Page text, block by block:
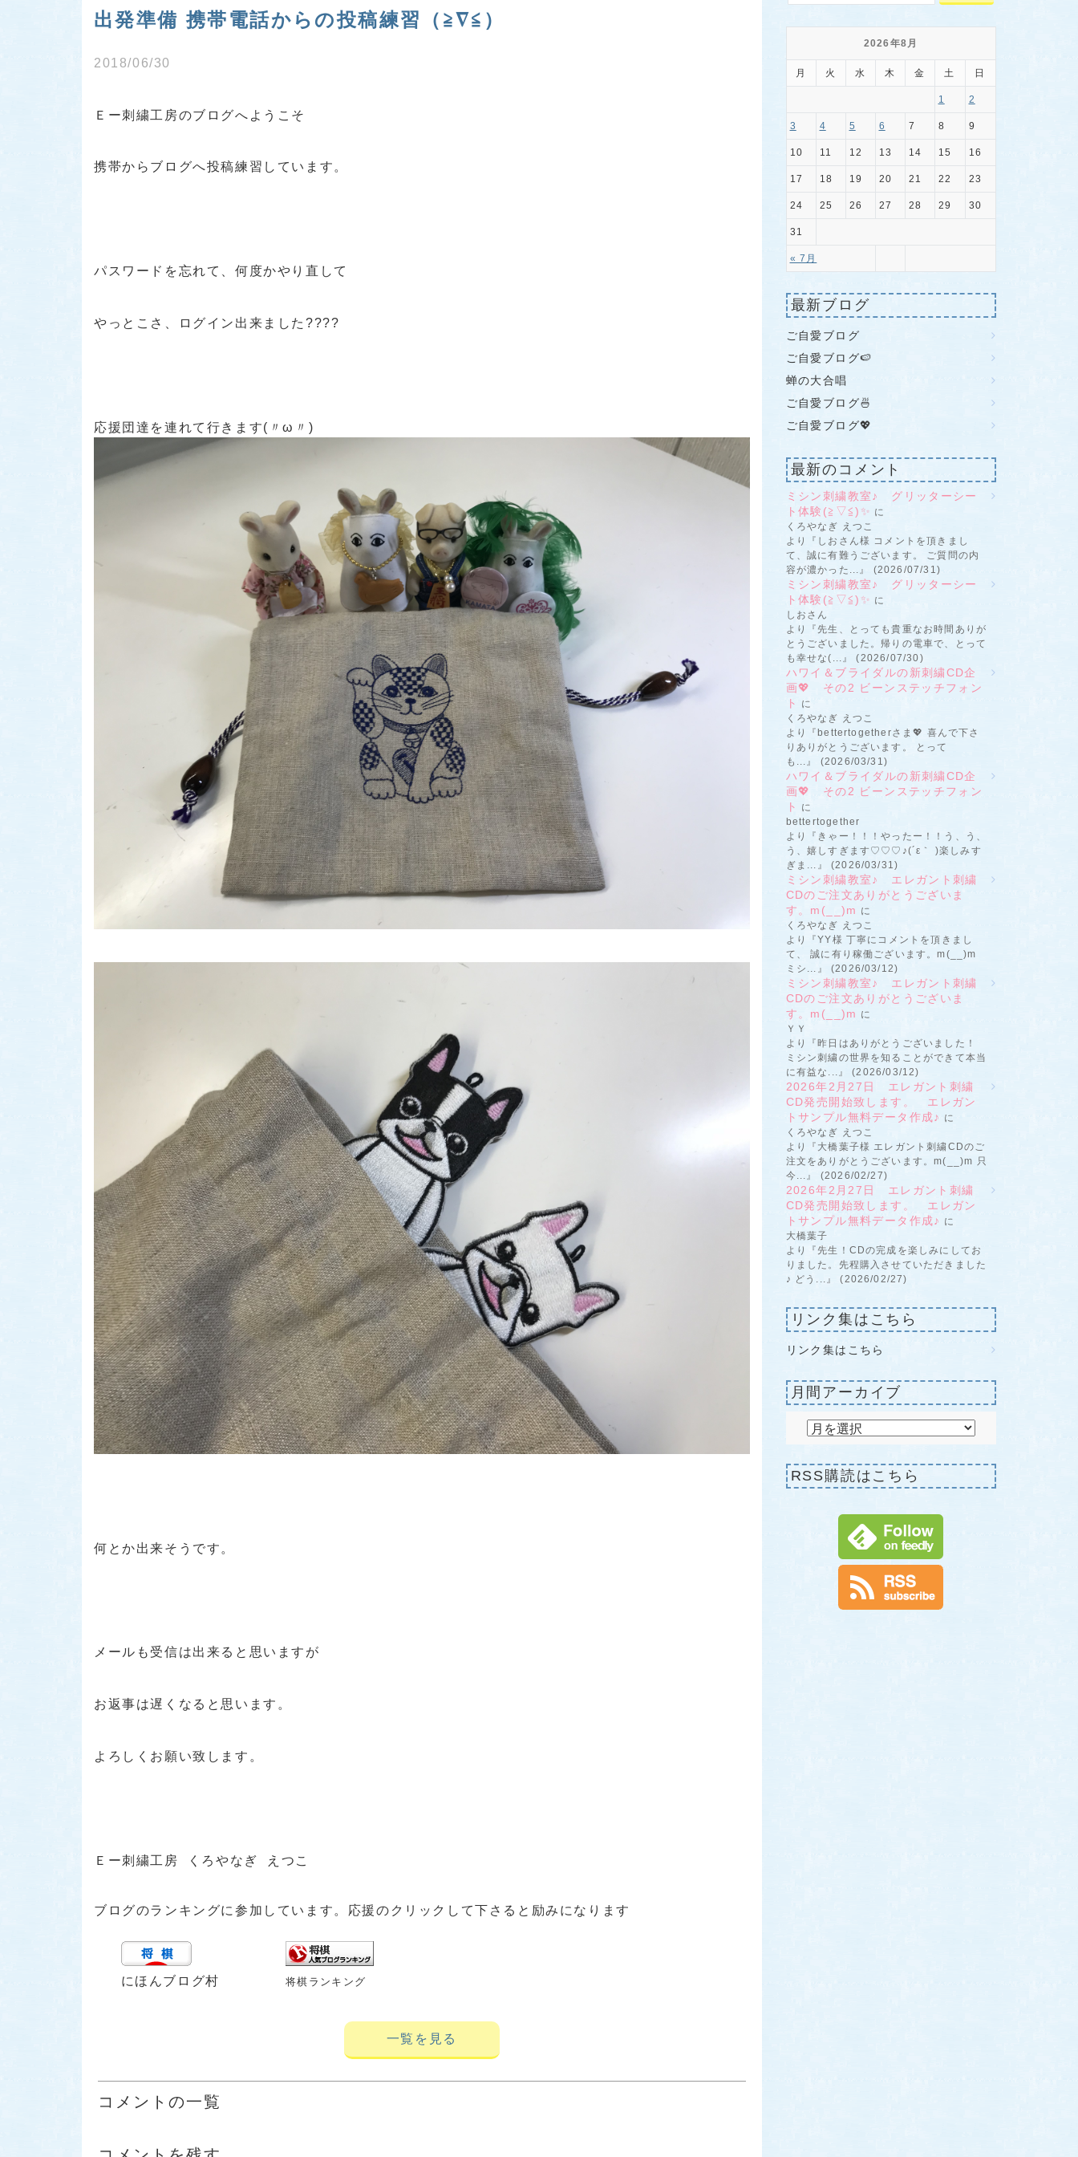
出発準備 携帯電話からの投稿練習（≧∇≦）
2018/06/30
Ｅー刺繍工房のブログへようこそ
携帯からブログへ投稿練習しています。
パスワードを忘れて、何度かやり直して
やっとこさ、ログイン出来ました????
応援団達を連れて行きます(〃ω〃)
何とか出来そうです。
メールも受信は出来ると思いますが
お返事は遅くなると思います。
よろしくお願い致します。
Ｅー刺繍工房 くろやなぎ えつこ
ブログのランキングに参加しています。応援のクリックして下さると励みになります
にほんブログ村 将棋ランキング
一覧を見る
コメントの一覧
2026年8月
月 火 水 木 金 土 日
« 7月
1 2
3 4 5 6 7 8 9
10 11 12 13 14 15 16
17 18 19 20 21 22 23
24 25 26 27 28 29 30
31
最新ブログ
ご自愛ブログ
ご自愛ブログ🍉
蝉の大合唱
ご自愛ブログ🍜
ご自愛ブログ💖
最新のコメント
ミシン刺繍教室♪ グリッターシー
ト体験(≧▽≦)✨ に
くろやなぎ えつこ
より『しおさん様 コメントを頂きまし
て、誠に有難うございます。 ご質問の内
容が濃かった...』 (2026/07/31)
ミシン刺繍教室♪ グリッターシー
ト体験(≧▽≦)✨ に
しおさん
より『先生、とっても貴重なお時間ありが
とうございました。帰りの電車で、とって
も幸せな(...』 (2026/07/30)
ハワイ＆ブライダルの新刺繍CD企
画💖 その2 ビーンステッチフォン
ト
に
くろやなぎ えつこ
より『bettertogetherさま💖 喜んで下さ
りありがとうございます。 とって
も...』 (2026/03/31)
ハワイ＆ブライダルの新刺繍CD企
画💖 その2 ビーンステッチフォン
ト
に
bettertogether
より『きゃー！！！やったー！！う、う、
う、嬉しすぎます♡♡♡♪(´ε｀ )楽しみす
ぎま...』 (2026/03/31)
ミシン刺繍教室♪ エレガント刺繍
CDのご注文ありがとうございま
す。m(__)m に
くろやなぎ えつこ
より『YY様 丁寧にコメントを頂きまし
て、 誠に有り稼働ございます。m(__)m
ミシ...』 (2026/03/12)
ミシン刺繍教室♪ エレガント刺繍
CDのご注文ありがとうございま
す。m(__)m に
ＹＹ
より『昨日はありがとうございました！
ミシン刺繍の世界を知ることができて本当
に有益な...』 (2026/03/12)
2026年2月27日 エレガント刺繍
CD発売開始致します。 エレガン
トサンプル無料データ作成♪ に
くろやなぎ えつこ
より『大橋葉子様 エレガント刺繍CDのご
注文をありがとうございます。m(__)m 只
今...』 (2026/02/27)
2026年2月27日 エレガント刺繍
CD発売開始致します。 エレガン
トサンプル無料データ作成♪ に
大橋葉子
より『先生！CDの完成を楽しみにしてお
りました。先程購入させていただきました
♪ どう...』 (2026/02/27)
リンク集はこちら
リンク集はこちら
月間アーカイブ
RSS購読はこちら